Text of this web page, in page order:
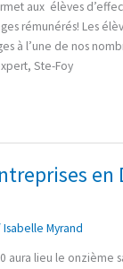
aux élèves
rémunérés! Les
à l’une de nos
Ste-Foy
en
Isabelle Myrand
aura lieu le onzième